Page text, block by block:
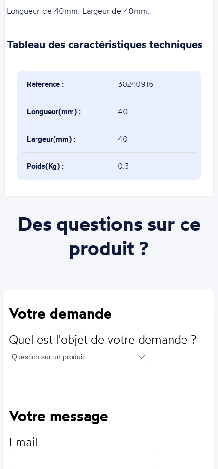
Longueur de 40mm. Largeur de 40mm.
Tableau des caractéristiques techniques
Référence : 30240916
Longueur(mm) : 40
Largeur(mm) : 40
Poids(Kg) : 0.3
Des questions sur ce
produit ?
Votre demande
Quel est l'objet de votre demande ?
Votre message
Email